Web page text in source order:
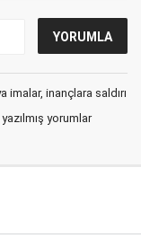
inançlara saldırı
yorumlar